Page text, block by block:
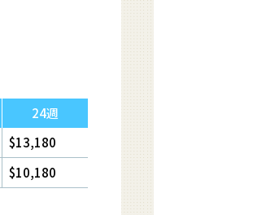
24週
$13,180
$10,180